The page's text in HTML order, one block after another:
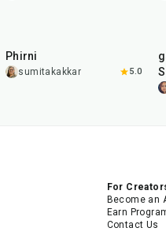
Phirni
sumitakakkar 5.0
For
Become an
Earn
Contact Us